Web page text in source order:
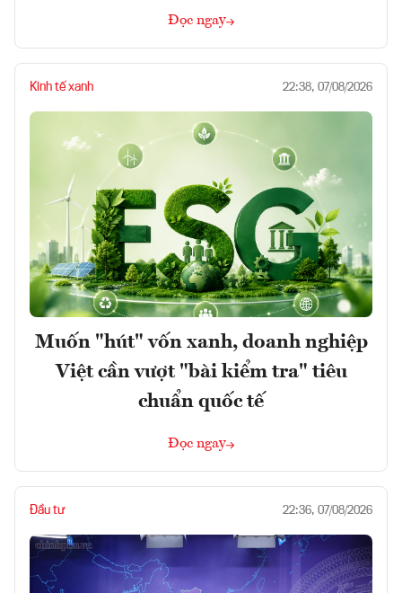
Đọc ngay
Kinh tế xanh 22:38, 07/08/2026
Muốn "hút" vốn xanh, doanh nghiệp
Việt cần vượt "bài kiểm tra" tiêu
chuẩn quốc tế
Đọc ngay
Đầu tư 22:36, 07/08/2026